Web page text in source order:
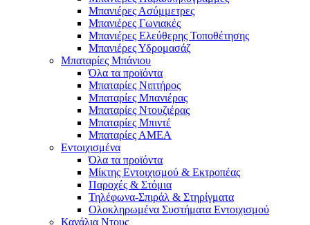
Μπανιέρες Ασύμμετρες
Μπανιέρες Γωνιακές
Μπανιέρες Ελεύθερης Τοποθέτησης
Μπανιέρες Υδρομασάζ
Μπαταρίες Μπάνιου
Όλα τα προϊόντα
Μπαταρίες Νιπτήρος
Μπαταρίες Μπανιέρας
Μπαταρίες Ντουζιέρας
Μπαταρίες Μπιντέ
Μπαταρίες ΑΜΕΑ
Εντοιχισμένα
Όλα τα προϊόντα
Μίκτης Εντοιχισμού & Εκτροπέας
Παροχές & Στόμια
Τηλέφωνα-Σπιράλ & Στηρίγματα
Ολοκληρωμένα Συστήματα Εντοιχισμού
Κανάλια Ντους